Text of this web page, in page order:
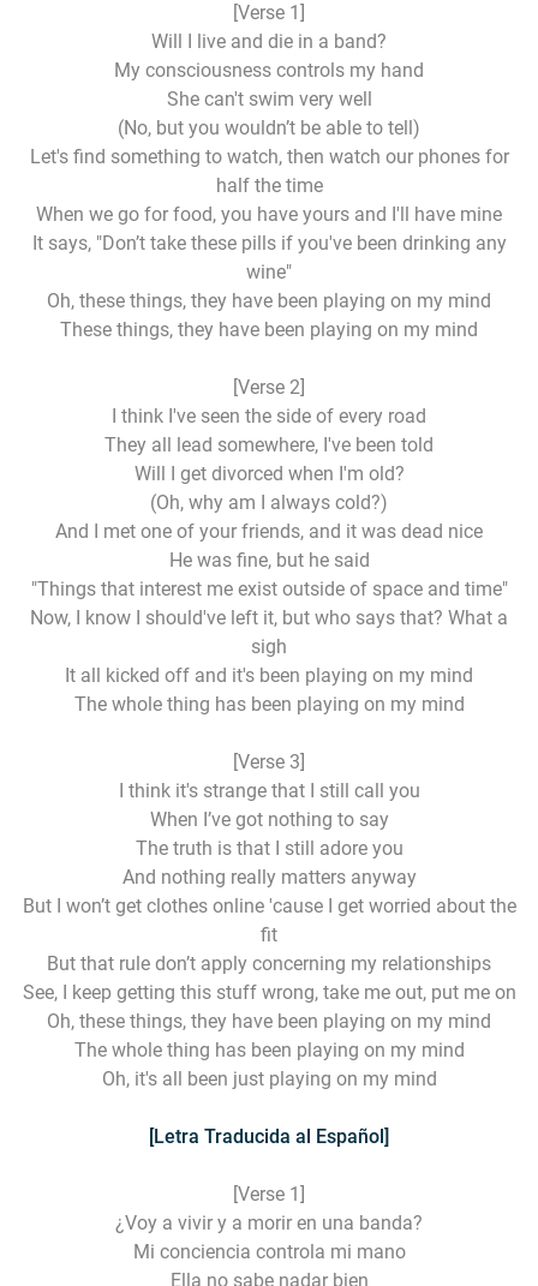
[Verse 1]
Will I live and die in a band?
My consciousness controls my hand
She can't swim very well
(No, but you wouldn’t be able to tell)
Let's find something to watch, then watch our phones for
half the time
When we go for food, you have yours and I'll have mine
It says, "Don’t take these pills if you've been drinking any
wine"
Oh, these things, they have been playing on my mind
These things, they have been playing on my mind
[Verse 2]
I think I've seen the side of every road
They all lead somewhere, I've been told
Will I get divorced when I'm old?
(Oh, why am I always cold?)
And I met one of your friends, and it was dead nice
He was fine, but he said
"Things that interest me exist outside of space and time"
Now, I know I should've left it, but who says that? What a
sigh
It all kicked off and it's been playing on my mind
The whole thing has been playing on my mind
[Verse 3]
I think it's strange that I still call you
When I’ve got nothing to say
The truth is that I still adore you
And nothing really matters anyway
But I won’t get clothes online 'cause I get worried about the
fit
But that rule don’t apply concerning my relationships
See, I keep getting this stuff wrong, take me out, put me on
Oh, these things, they have been playing on my mind
The whole thing has been playing on my mind
Oh, it's all been just playing on my mind
[Letra Traducida al Español]
[Verse 1]
¿Voy a vivir y a morir en una banda?
Mi conciencia controla mi mano
Ella no sabe nadar bien